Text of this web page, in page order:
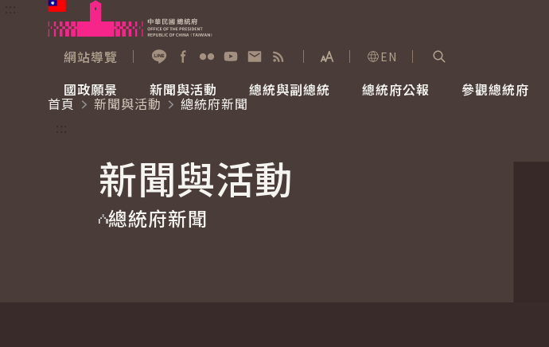
跳到主要內容
網站導覽
展開字級選單
EN
國政願景
國家氣候變遷對策委員會
重要談話
新聞與活動
總統府新聞
影音頻道
總統與副總統
賴清德總統
總統府公報 參觀總統府
參觀資訊
首頁
新聞與活動
總統府新聞
新聞與活動
總統府新聞